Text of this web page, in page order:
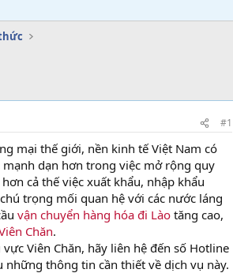
#1
mại thế giới, nền kinh tế Việt Nam có
dạn hơn trong việc mở rộng quy
cả thế việc xuất khẩu, nhập khẩu
trọng mối quan hệ với các nước láng
vận chuyển hàng hóa đi Lào tăng cao,
Chăn.
Viên Chăn, hãy liên hệ đến số Hotline
thông tin cần thiết về dịch vụ này.